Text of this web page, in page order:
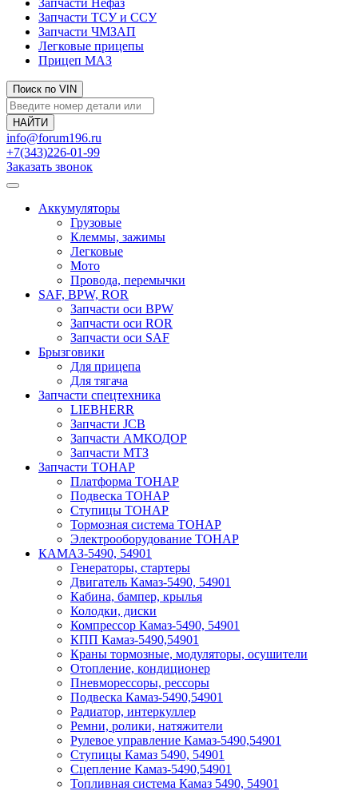
Запчасти Нефаз
Запчасти ТСУ и ССУ
Запчасти ЧМЗАП
Легковые прицепы
Прицеп МАЗ
Поиск по VIN
info@forum196.ru
+7(343)226-01-99
Заказать звонок
Аккумуляторы
Грузовые
Клеммы, зажимы
Легковые
Мото
Провода, перемычки
SAF, BPW, ROR
Запчасти оси BPW
Запчасти оси ROR
Запчасти оси SAF
Брызговики
Для прицепа
Для тягача
Запчасти спецтехника
LIEBHERR
Запчасти JCB
Запчасти АМКОДОР
Запчасти МТЗ
Запчасти ТОНАР
Платформа ТОНАР
Подвеска ТОНАР
Ступицы ТОНАР
Тормозная система ТОНАР
Электрооборудование ТОНАР
КАМАЗ-5490, 54901
Генераторы, стартеры
Двигатель Камаз-5490, 54901
Кабина, бампер, крылья
Колодки, диски
Компрессор Камаз-5490, 54901
КПП Камаз-5490,54901
Краны тормозные, модуляторы, осушители
Отопление, кондиционер
Пневморессоры, рессоры
Подвеска Камаз-5490,54901
Радиатор, интеркуллер
Ремни, ролики, натяжители
Рулевое управление Камаз-5490,54901
Ступицы Камаз 5490, 54901
Сцепление Камаз-5490,54901
Топливная система Камаз 5490, 54901